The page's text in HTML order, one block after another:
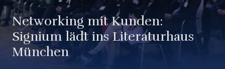
Networking mit Kunden:
Signium lädt ins Literaturhaus
München